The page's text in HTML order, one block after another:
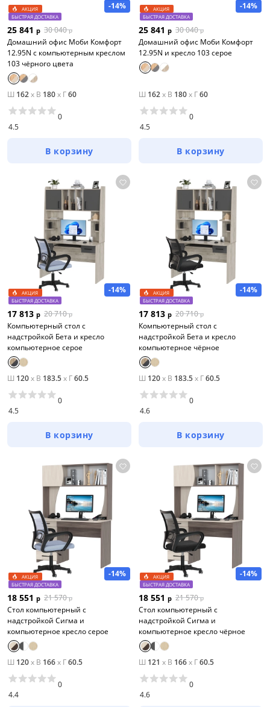
-14%
АКЦИЯ
БЫСТРАЯ ДОСТАВКА
25 841 р 30 040 р
Домашний офис Моби Комфорт
12.95N с компьютерным креслом
103 чёрного цвета
Ш 162x В 180x Г60
4.5
0
В корзину
-14%
АКЦИЯ
БЫСТРАЯ ДОСТАВКА
25 841 р 30 040 р
Домашний офис Моби Комфорт
12.95N и кресло 103 серое
Ш 162x В 180x Г60
4.5
0
В корзину
-14%
АКЦИЯ
БЫСТРАЯ ДОСТАВКА
17 813 р 20 710 р
Компьютерный стол с
надстройкой Бета и кресло
компьютерное серое
Ш 120x В 183.5x Г60.5
4.5
0
В корзину
-14%
АКЦИЯ
БЫСТРАЯ ДОСТАВКА
17 813 р 20 710 р
Компьютерный стол с
надстройкой Бета и кресло
компьютерное чёрное
Ш 120x В 183.5x Г60.5
4.6
0
В корзину
-14%
АКЦИЯ
БЫСТРАЯ ДОСТАВКА
18 551 р 21 570 р
Стол компьютерный с
надстройкой Сигма и
компьютерное кресло серое
Ш 120x В 166x Г60.5
4.4
0
-14%
АКЦИЯ
БЫСТРАЯ ДОСТАВКА
18 551 р 21 570 р
Стол компьютерный с
надстройкой Сигма и
компьютерное кресло чёрное
Ш 121 x В 166x Г60.5
4.6
0